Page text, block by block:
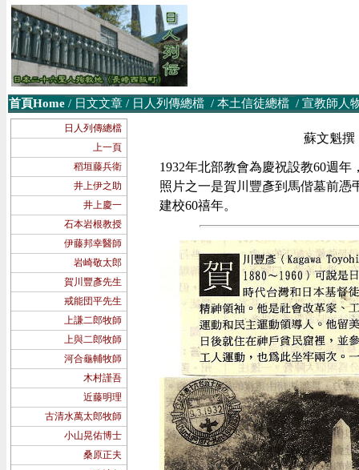
首頁Home / 日文文章 / 日人列傳總檔 / 本土信徒總檔 / 宣教師人
日人列傳總檔
上一頁
稻垣藤兵衛
井上伊之助
井上慶一
石本岩根教授
伊藤邦幸醫師
岩崎敬太郎
賀川豐彥先生
戒能団平先生
上謙二郎牧師
上與二郎牧師
河合龜輔牧師
木村謹吾
近藤明理
古清水萬太郎牧師
小山晃佑博士
桑原正夫
蘇文魁撰
1932年北部教會為慶祝設教60週
照片之一是賀川豐彥到馬偕墓前憑
建校60禧年。